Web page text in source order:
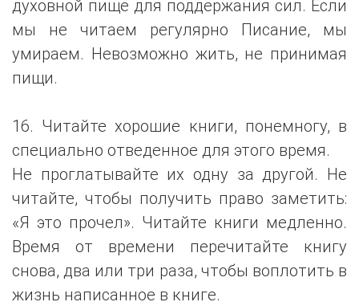
духовной пище для поддержания сил. Если
мы не читаем регулярно Писание, мы
умираем. Невозможно жить, не принимая
пищи.
16. Читайте хорошие книги, понемногу, в
специально отведенное для этого время.
Не проглатывайте их одну за другой. Не
читайте, чтобы получить право заметить:
«Я это прочел». Читайте книги медленно.
Время от времени перечитайте книгу
снова, два или три раза, чтобы воплотить в
жизнь написанное в книге.